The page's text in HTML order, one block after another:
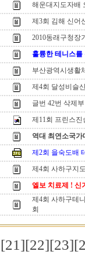
해운대지도자배
제3회 김해 신어
2010동래구청장
훌륭한 테니스를
부산광역시생활
제4회 달성비슬
글번 42번 삭제
제11회 프린스
역대 최연소국가
제2회 을숙도배
제4회 사하구지
엘보 치료제 ! 신
제4회 사하구테
회
[21][22][23]